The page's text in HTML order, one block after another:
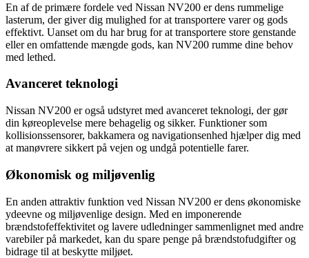
En af de primære fordele ved Nissan NV200 er dens rummelige
lasterum, der giver dig mulighed for at transportere varer og gods
effektivt. Uanset om du har brug for at transportere store genstande
eller en omfattende mængde gods, kan NV200 rumme dine behov
med lethed.
Avanceret teknologi
Nissan NV200 er også udstyret med avanceret teknologi, der gør
din køreoplevelse mere behagelig og sikker. Funktioner som
kollisionssensorer, bakkamera og navigationsenhed hjælper dig med
at manøvrere sikkert på vejen og undgå potentielle farer.
Økonomisk og miljøvenlig
En anden attraktiv funktion ved Nissan NV200 er dens økonomiske
ydeevne og miljøvenlige design. Med en imponerende
brændstofeffektivitet og lavere udledninger sammenlignet med andre
varebiler på markedet, kan du spare penge på brændstofudgifter og
bidrage til at beskytte miljøet.